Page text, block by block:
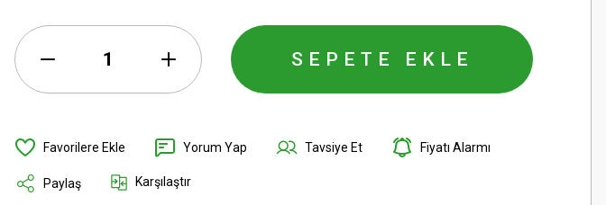
SEPETE EKLE
Yorum Yap Tavsiye Et Fiyatı Alarmı
Paylaş Karşılaştır